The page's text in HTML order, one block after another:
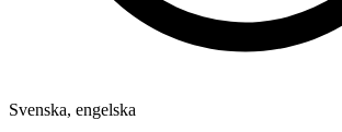
Svenska, engelska